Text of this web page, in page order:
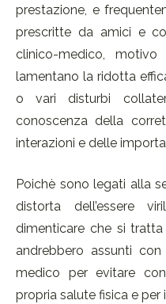
prestazione, e
prescritte da amici e
clinico-medico,
lamentano la ridotta
o vari disturbi
conoscenza della
interazioni e delle
Poichè sono legati alla
distorta dell’essere
dimenticare che si
andrebbero assunti
medico per evitare
propria salute fisica e per